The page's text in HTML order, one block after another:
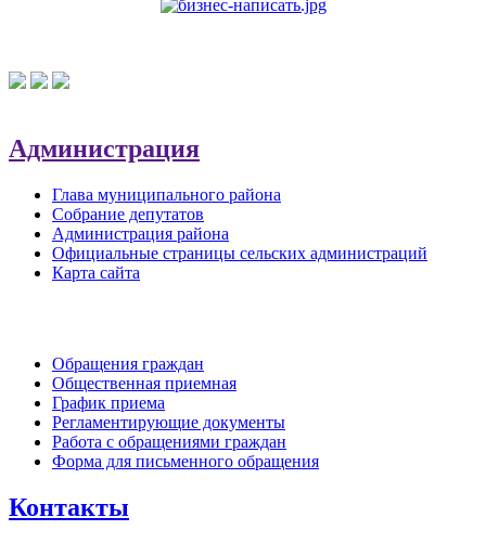
Администрация
Глава муниципального района
Собрание депутатов
Администрация района
Официальные страницы сельских администраций
Карта сайта
Обращения граждан
Общественная приемная
График приема
Регламентирующие документы
Работа с обращениями граждан
Форма для письменного обращения
Контакты